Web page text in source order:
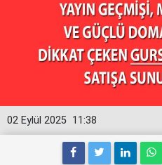
11:38
02 Eylül 2025